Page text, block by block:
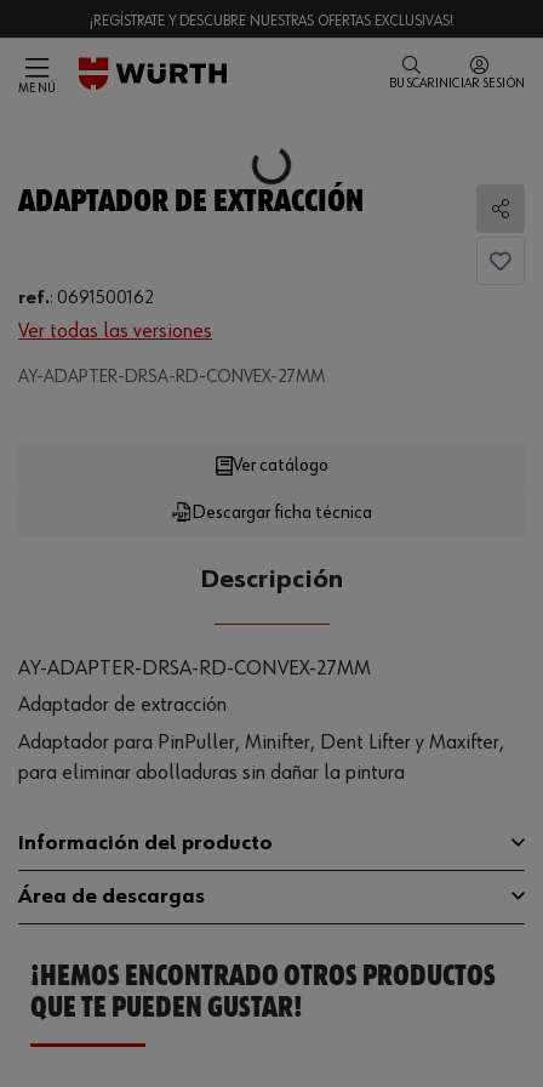
¡REGÍSTRATE Y DESCUBRE NUESTRAS OFERTAS EXCLUSIVAS!
MENÚ BUSCAR INICIAR SESIÓN
Loading...
ADAPTADOR DE EXTRACCIÓN
ref.: 0691500162
Ver todas las versiones
AY-ADAPTER-DRSA-RD-CONVEX-27MM
Loading...
Descargar ficha técnica
Ver catálogo
Descripción
AY-ADAPTER-DRSA-RD-CONVEX-27MM
Adaptador de extracción
Adaptador para PinPuller, Minifter, Dent Lifter y Maxifter,
para eliminar abolladuras sin dañar la pintura
Información del producto
Color
Área de descargas
Catálogo General 0691500162
Ficha Técnica
¡HEMOS ENCONTRADO OTROS PRODUCTOS
QUE TE PUEDEN GUSTAR!